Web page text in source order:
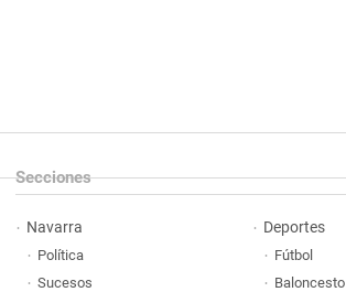
Secciones
Navarra
Política
Sucesos
Deportes
Fútbol
Baloncesto